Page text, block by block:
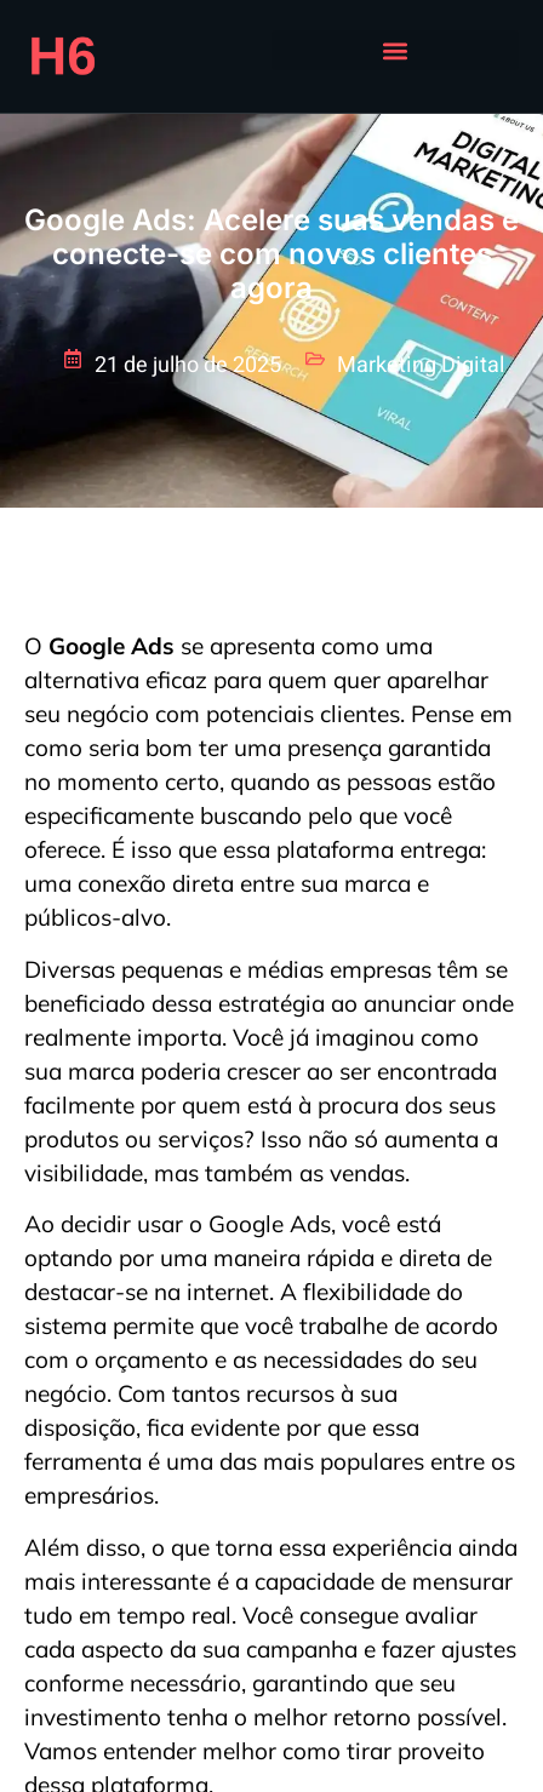
Google Ads: Acelere suas vendas e
conecte-se com novos clientes
agora
21 de julho de 2025 Marketing Digital
O Google Ads se apresenta como uma
alternativa eficaz para quem quer aparelhar
seu negócio com potenciais clientes. Pense em
como seria bom ter uma presença garantida
no momento certo, quando as pessoas estão
especificamente buscando pelo que você
oferece. É isso que essa plataforma entrega:
uma conexão direta entre sua marca e
públicos-alvo.
Diversas pequenas e médias empresas têm se
beneficiado dessa estratégia ao anunciar onde
realmente importa. Você já imaginou como
sua marca poderia crescer ao ser encontrada
facilmente por quem está à procura dos seus
produtos ou serviços? Isso não só aumenta a
visibilidade, mas também as vendas.
Ao decidir usar o Google Ads, você está
optando por uma maneira rápida e direta de
destacar-se na internet. A flexibilidade do
sistema permite que você trabalhe de acordo
com o orçamento e as necessidades do seu
negócio. Com tantos recursos à sua
disposição, fica evidente por que essa
ferramenta é uma das mais populares entre os
empresários.
Além disso, o que torna essa experiência ainda
mais interessante é a capacidade de mensurar
tudo em tempo real. Você consegue avaliar
cada aspecto da sua campanha e fazer ajustes
conforme necessário, garantindo que seu
investimento tenha o melhor retorno possível.
Vamos entender melhor como tirar proveito
dessa plataforma.